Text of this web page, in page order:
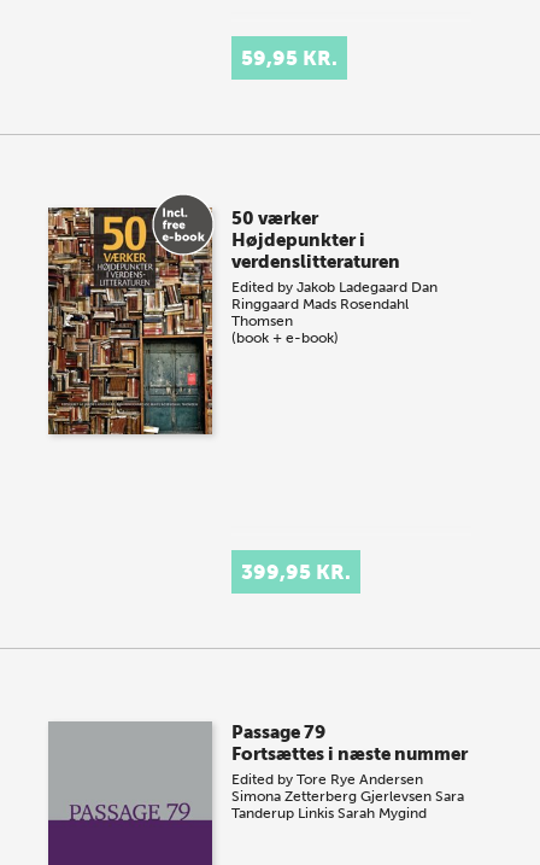
59,95 KR.
50 værker
Højdepunkter i
verdenslitteraturen
Edited byJakob Ladegaard Dan
Ringgaard Mads Rosendahl
Thomsen
(book + e-book)
399,95 KR.
Passage 79
Fortsættes i næste nummer
Edited byTore Rye Andersen
Simona Zetterberg Gjerlevsen Sara
Tanderup Linkis Sarah Mygind